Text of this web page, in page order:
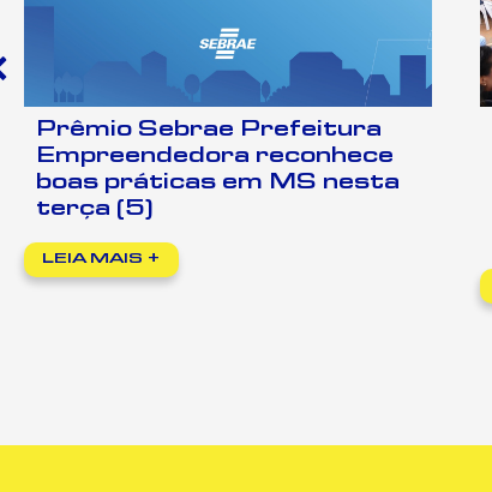
Prêmio Sebrae Prefeitura
Empreendedora reconhece
boas práticas em MS nesta
terça (5)
LEIA MAIS +